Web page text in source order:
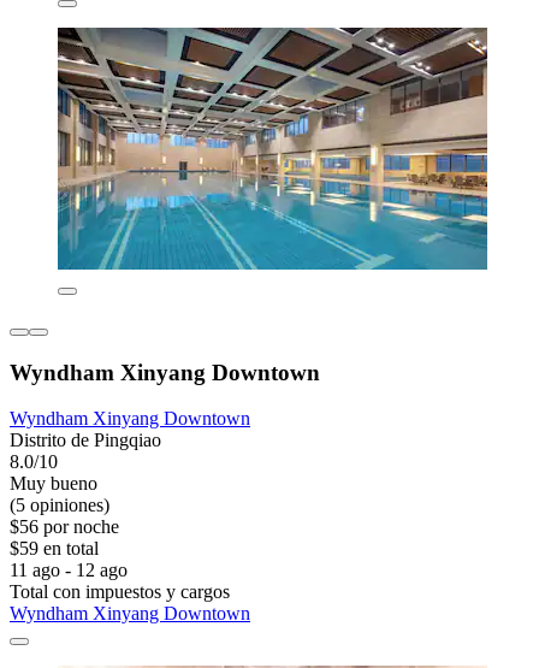
Wyndham Xinyang Downtown
Wyndham Xinyang Downtown
Distrito de Pingqiao
8.0/10
Muy bueno
(5 opiniones)
$56 por noche
$59 en total
11 ago - 12 ago
Total con impuestos y cargos
Wyndham Xinyang Downtown